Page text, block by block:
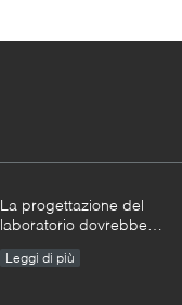
La progettazione del
laboratorio dovrebbe
Leggi di più